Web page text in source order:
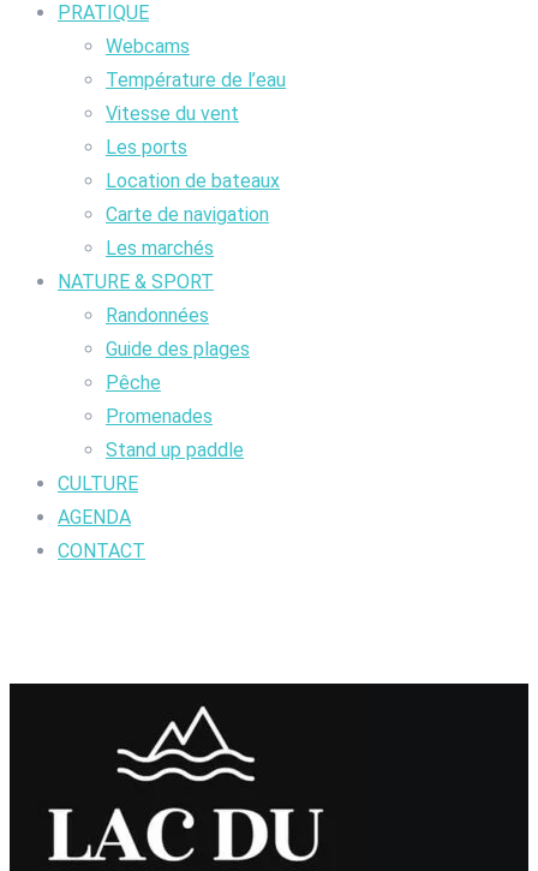
PRATIQUE
Webcams
Température de l’eau
Vitesse du vent
Les ports
Location de bateaux
Carte de navigation
Les marchés
NATURE & SPORT
Randonnées
Guide des plages
Pêche
Promenades
Stand up paddle
CULTURE
AGENDA
CONTACT